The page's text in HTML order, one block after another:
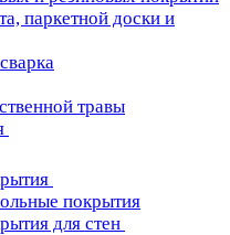
паркетной доски и
травы
покрытия
для стен